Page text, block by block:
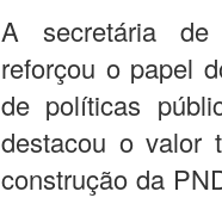
A secretária de
reforçou o papel
de políticas
destacou o valor
construção da